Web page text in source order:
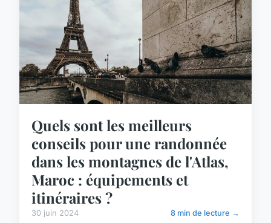
Quels sont les meilleurs
conseils pour une randonnée
dans les montagnes de l'Atlas,
Maroc : équipements et
itinéraires ?
30 juin 2024 8 min de lecture →